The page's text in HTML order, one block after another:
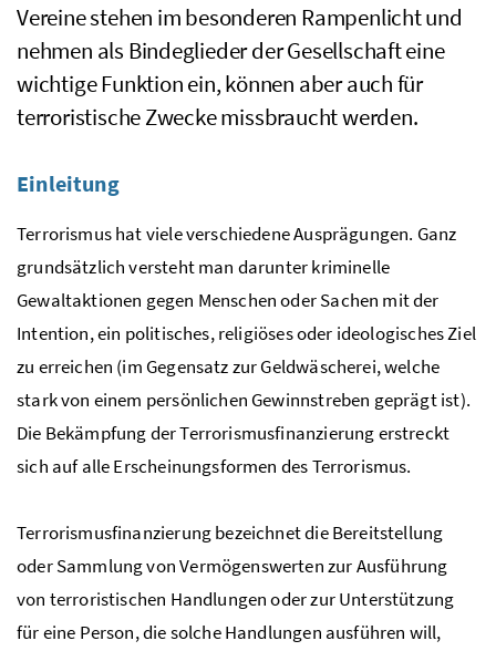
Vereine stehen im besonderen Rampenlicht und
nehmen als Bindeglieder der Gesellschaft eine
wichtige Funktion ein, können aber auch für
terroristische Zwecke missbraucht werden.
Einleitung
Terrorismus hat viele verschiedene Ausprägungen. Ganz
grundsätzlich versteht man darunter kriminelle
Gewaltaktionen gegen Menschen oder Sachen mit der
Intention, ein politisches, religiöses oder ideologisches Ziel
zu erreichen (im Gegensatz zur Geldwäscherei, welche
stark von einem persönlichen Gewinnstreben geprägt ist).
Die Bekämpfung der Terrorismusfinanzierung erstreckt
sich auf alle Erscheinungsformen des Terrorismus.
Terrorismusfinanzierung bezeichnet die Bereitstellung
oder Sammlung von Vermögenswerten zur Ausführung
von terroristischen Handlungen oder zur Unterstützung
für eine Person, die solche Handlungen ausführen will,